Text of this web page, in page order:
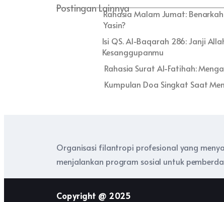
Postingan LainnyaRahasia Malam Jumat:
Yasin?
Isi QS. Al-Baqarah 286: Janji
Kesanggupanmu
Rahasia Surat Al-Fatihah:
Kumpulan Doa Singkat Saat
Organisasi filantropi profesional yang
menjalankan program sosial untuk
Copyright @ 2025